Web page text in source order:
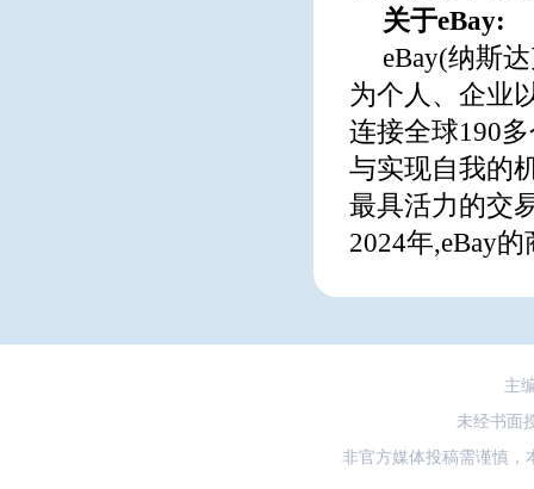
关于eBay:
eBay(纳斯
为个人、企业
连接全球190
与实现自我的
最具活力的交
2024年,eBay
主
未经书面
非官方媒体投稿需谨慎，